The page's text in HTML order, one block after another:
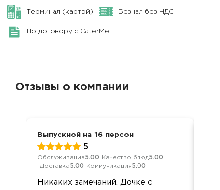
Терминал (картой) Безнал без НДС
По договору с CaterMe
Отзывы о компании
Выпускной на 16 персон
5
Обслуживание5.00 Качество блюд5.00
Доставка5.00 Коммуникация5.00
Никаких замечаний. Дочке с